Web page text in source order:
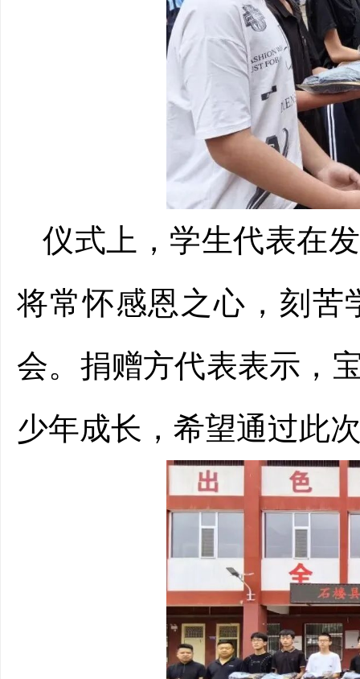
仪式上，学生代表在
将常怀感恩之心，刻苦
会。捐赠方代表表示，
少年成长，希望通过此